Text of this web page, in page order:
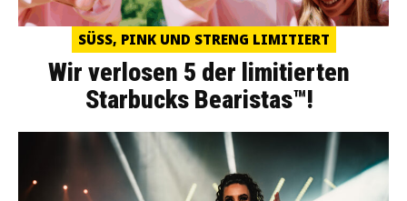
SÜSS, PINK UND STRENG LIMITIERT
Wir verlosen 5 der limitierten
Starbucks Bearistas™!